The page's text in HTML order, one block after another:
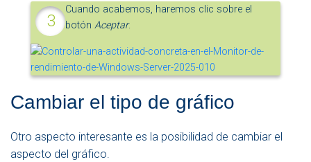
Cuando acabemos, haremos clic sobre el
botónAceptar.
Cambiar el tipo de gráfico
Otro aspecto interesante es la posibilidad de cambiar el
aspecto del gráfico.